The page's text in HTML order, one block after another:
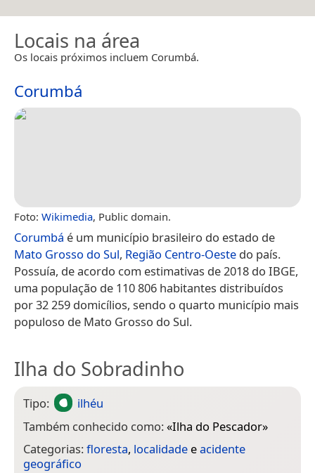
Locais na área
Os locais próximos incluem Corumbá.
Corumbá
Foto: Wikimedia, Public domain.
Corumbá é um município brasileiro do estado de
Mato Grosso do Sul, Região Centro-Oeste do país.
Possuía, de acordo com estimativas de 2018 do IBGE,
uma população de 110 806 habitantes distribuídos
por 32 259 domicílios, sendo o quarto município mais
populoso de Mato Grosso do Sul.
Ilha do Sobradinho
Tipo:
ilhéu
Também conhecido como:«Ilha do Pescador»
Categorias:floresta, localidade eacidente
geográfico